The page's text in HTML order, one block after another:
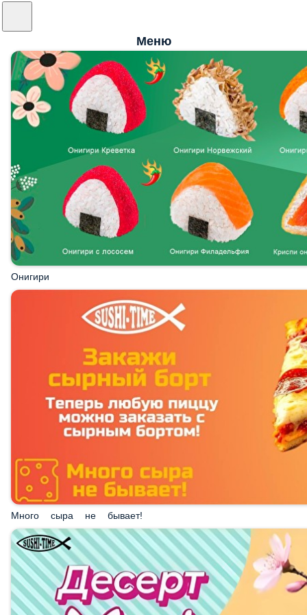
Меню
Онигири
Много сыра не бывает!